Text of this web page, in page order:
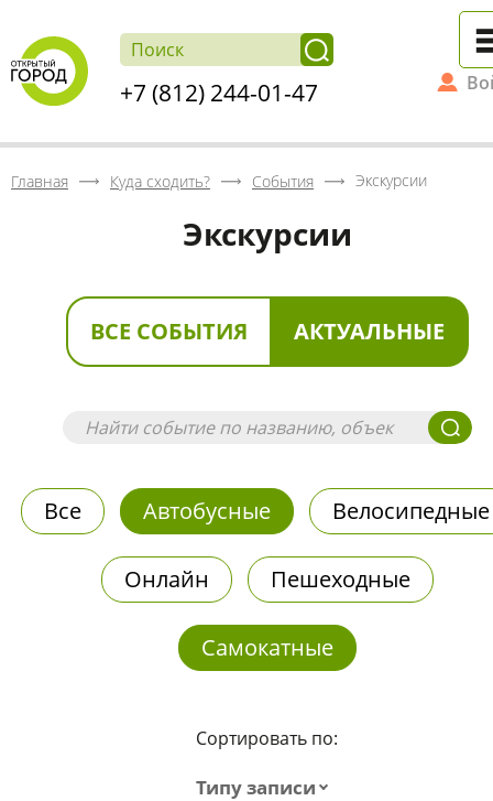
+7 (812) 244-01-47
Главная Куда сходить? События Экскурсии
Экскурсии
ВСЕ СОБЫТИЯ АКТУАЛЬНЫЕ
Все Автобусные Велосипедные
Онлайн Пешеходные
Самокатные
Сортировать по:
Типу записи